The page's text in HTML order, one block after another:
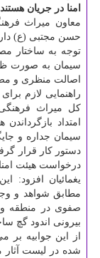
امنا در جریان هستند
معاون میراث
حسن مجتبی (ع)
توجه به ساختار
سیمان به صورت
اصالت منظری و
راهنمایی لازم
کل میراث
امتداد
سیمان جداره و
دستور کار قرار
درخواست هیئت
یغمائیان افزود:
مطابق شواهد و
صفوی در منطقه
بیرونی اندود گچ
از این جوابیه بر
شده در لیست آثار